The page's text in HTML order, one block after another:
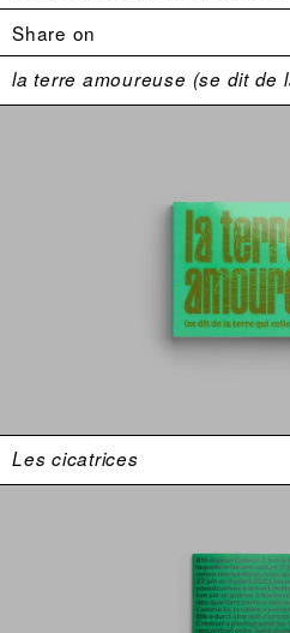
Share on
Les cicatrices